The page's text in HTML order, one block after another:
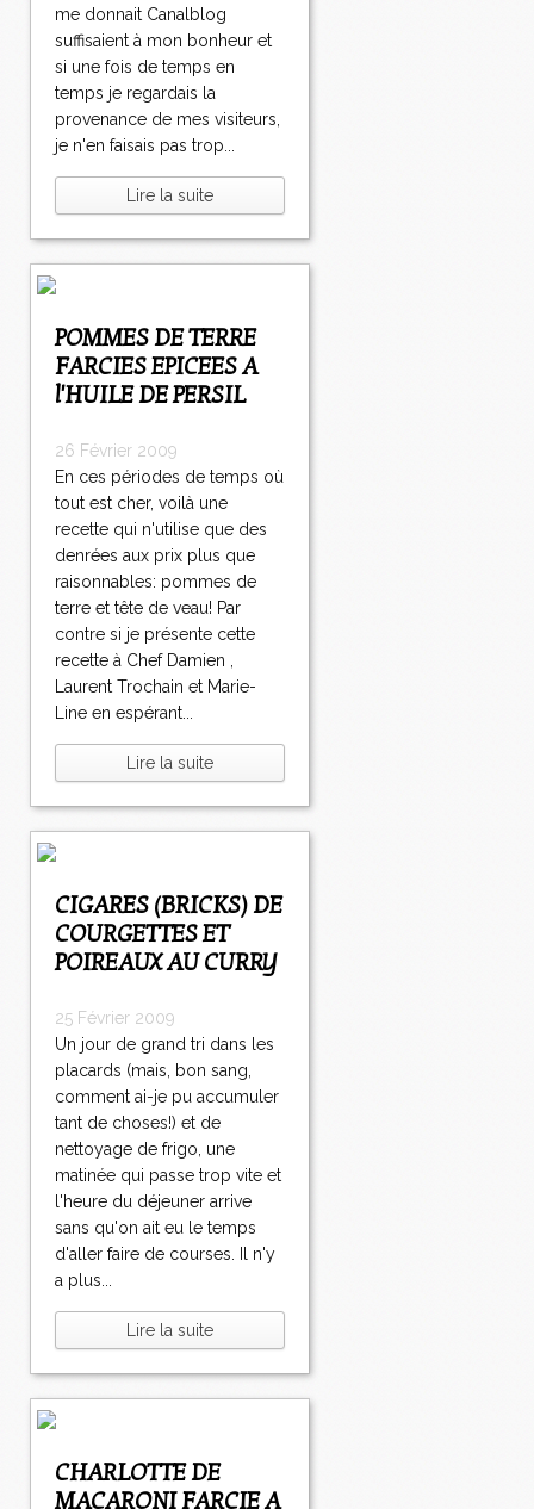
me donnait Canalblog
suffisaient à mon bonheur et
si une fois de temps en
temps je regardais la
provenance de mes visiteurs,
je n'en faisais pas trop...
Lire la suite
POMMES DE TERRE
FARCIES EPICEES A
l'HUILE DE PERSIL
26 Février 2009
En ces périodes de temps où
tout est cher, voilà une
recette qui n'utilise que des
denrées aux prix plus que
raisonnables: pommes de
terre et tête de veau! Par
contre si je présente cette
recette à Chef Damien ,
Laurent Trochain et Marie-
Line en espérant...
Lire la suite
CIGARES (BRICKS) DE
COURGETTES ET
POIREAUX AU CURRY
25 Février 2009
Un jour de grand tri dans les
placards (mais, bon sang,
comment ai-je pu accumuler
tant de choses!) et de
nettoyage de frigo, une
matinée qui passe trop vite et
l'heure du déjeuner arrive
sans qu'on ait eu le temps
d'aller faire de courses. Il n'y
a plus...
Lire la suite
CHARLOTTE DE
MACARONI FARCIE A